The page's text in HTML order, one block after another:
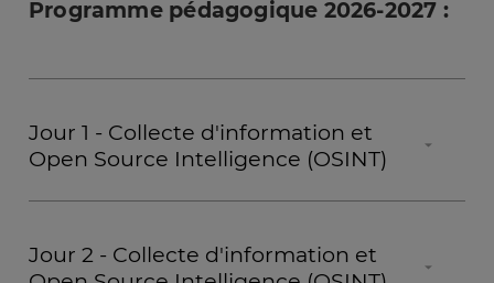
Programme pédagogique 2026-2027 :
Jour 1 - Collecte d'information et
Open Source Intelligence (OSINT)
méthodologie, Cadre légal)
Jour 2 - Collecte d'information et